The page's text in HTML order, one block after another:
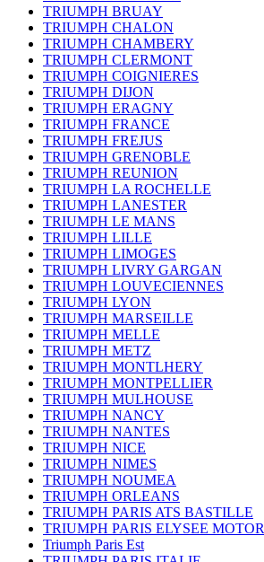
TRIUMPH BRUAY
TRIUMPH CHALON
TRIUMPH CHAMBERY
TRIUMPH CLERMONT
TRIUMPH COIGNIERES
TRIUMPH DIJON
TRIUMPH ERAGNY
TRIUMPH FRANCE
TRIUMPH FREJUS
TRIUMPH GRENOBLE
TRIUMPH REUNION
TRIUMPH LA ROCHELLE
TRIUMPH LANESTER
TRIUMPH LE MANS
TRIUMPH LILLE
TRIUMPH LIMOGES
TRIUMPH LIVRY GARGAN
TRIUMPH LOUVECIENNES
TRIUMPH LYON
TRIUMPH MARSEILLE
TRIUMPH MELLE
TRIUMPH METZ
TRIUMPH MONTLHERY
TRIUMPH MONTPELLIER
TRIUMPH MULHOUSE
TRIUMPH NANCY
TRIUMPH NANTES
TRIUMPH NICE
TRIUMPH NIMES
TRIUMPH NOUMEA
TRIUMPH ORLEANS
TRIUMPH PARIS ATS BASTILLE
TRIUMPH PARIS ELYSEE MOTOR
Triumph Paris Est